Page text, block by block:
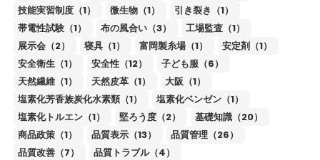
技能実習制度（1）
微生物（1）
引き裂き（1）
帯電性試験（1）
布の風合い（3）
工場監査（1）
展示会（2）
寝具（1） 富岡製糸場（1）
安定剤（1）
安全衛生（1）
安全性（12）
子ども服（6）
天然繊維（1）
天然皮革（1）
大阪（1）
塩素化芳香族炭化水素類（1）
塩素化ベンゼン（1）
塩素化トルエン（1）
堅ろう度（2）
基礎知識（20）
商品政策（1）
品質表示（13）
品質管理（26）
品質改善（7）
品質トラブル（4）